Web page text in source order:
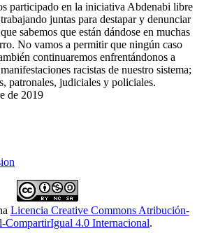
participado en la iniciativa Abdenabi libre
juntas para destapar y denunciar
sabemos que están dándose en muchas
No vamos a permitir que ningún caso
continuaremos enfrentándonos a
racistas de nuestro sistema;
patronales, judiciales y policiales.
de 2019
Licencia Creative Commons Atribución-
CompartirIgual 4.0 Internacional.